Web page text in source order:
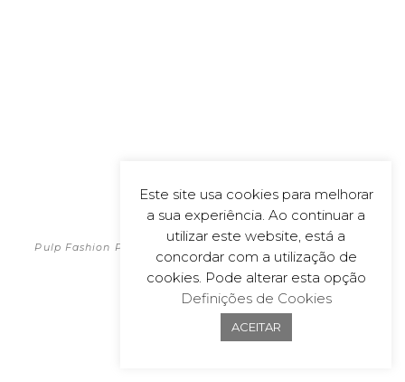
POLÍTICA DE PRIVACIDADE
2026
Pulp Fashion Productions | All material on this website is
copyrighted
Powered bywecoDEK, Lda
Este site usa cookies para melhorar
a sua experiência. Ao continuar a
utilizar este website, está a
concordar com a utilização de
cookies. Pode alterar esta opção
Definições de Cookies
ACEITAR